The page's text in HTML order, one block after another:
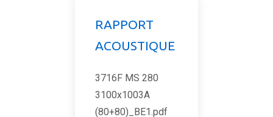
RAPPORT
ACOUSTIQUE
3716F MS 280
3100x1003A
(80+80)_BE1.pdf